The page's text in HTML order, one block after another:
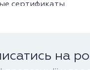
сертификаты
на